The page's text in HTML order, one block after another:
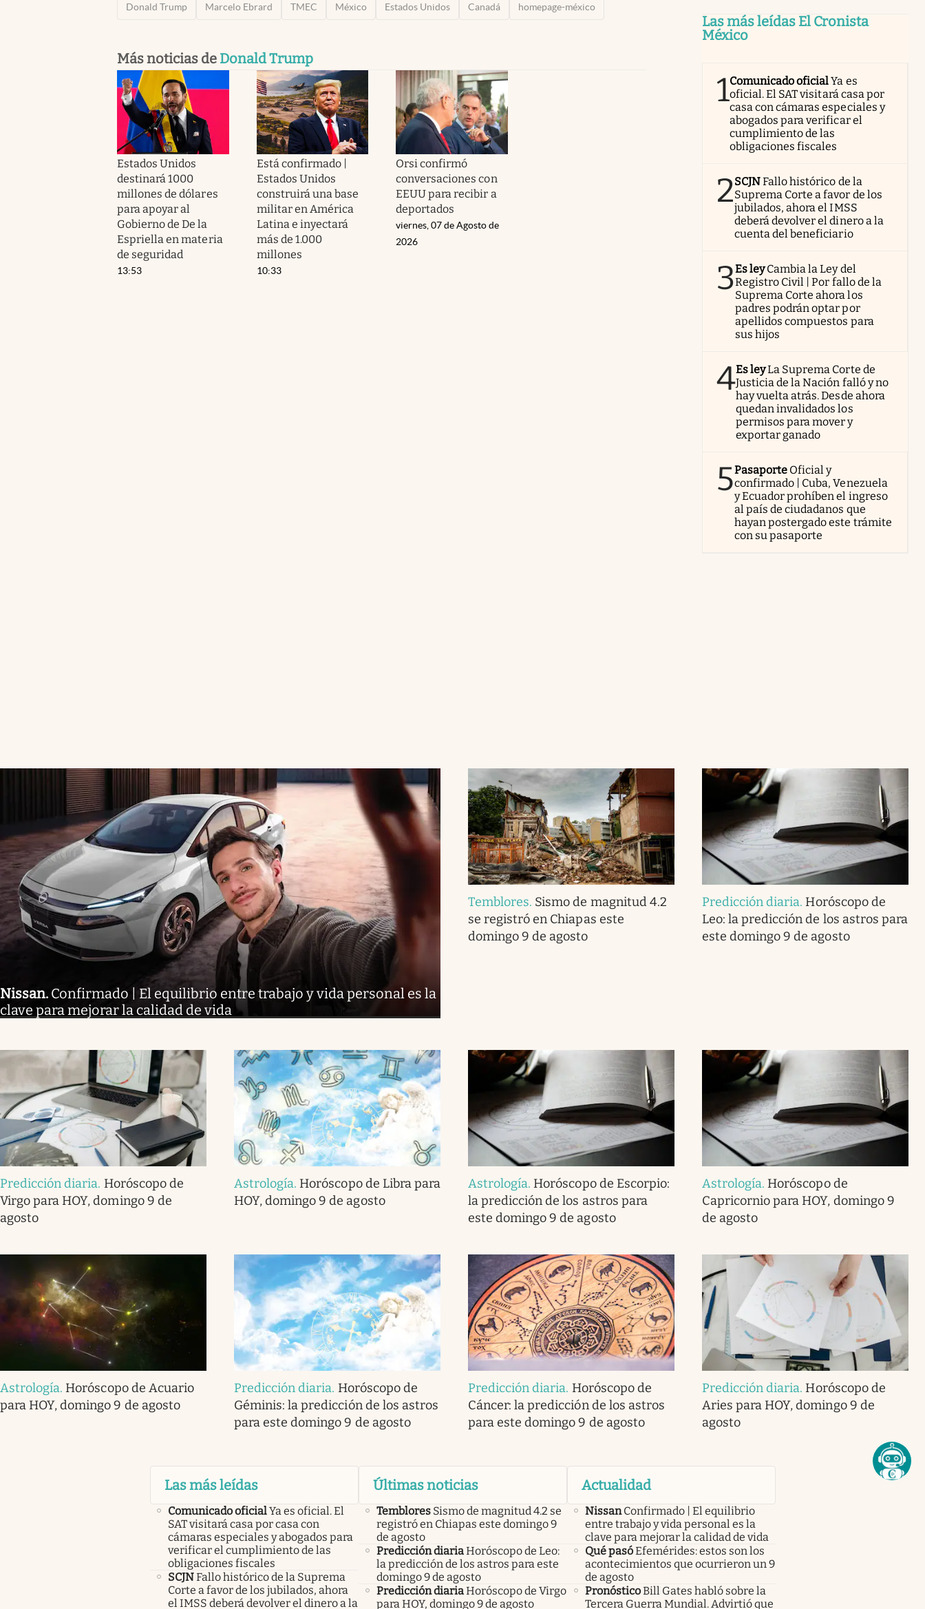
Donald Trump Marcelo Ebrard TMEC México Estados Unidos Canadá homepage-méxico
Más noticias de Donald Trump
Estados Unidos
destinará 1000
millones de dólares
para apoyar al
Gobierno de De la
Espriella en materia
de seguridad
13:53
Está confirmado |
Estados Unidos
construirá una base
militar en América
Latina e inyectará
más de 1.000
millones
10:33
Orsi confirmó
conversaciones con
EEUU para recibir a
deportados
viernes, 07 de Agosto de
2026
Las más leídas El Cronista
México
1Comunicado oficialYa es
oficial. El SAT visitará casa por
casa con cámaras especiales y
abogados para verificar el
cumplimiento de las
obligaciones fiscales
2SCJNFallo histórico de la
Suprema Corte a favor de los
jubilados, ahora el IMSS
deberá devolver el dinero a la
cuenta del beneficiario
3Es ley Cambia la Ley del
Registro Civil | Por fallo de la
Suprema Corte ahora los
padres podrán optar por
apellidos compuestos para
sus hijos
4Es leyLa Suprema Corte de
Justicia de la Nación falló y no
hay vuelta atrás. Desde ahora
quedan invalidados los
permisos para mover y
exportar ganado
5Pasaporte Oficial y
confirmado | Cuba, Venezuela
y Ecuador prohíben el ingreso
al país de ciudadanos que
hayan postergado este trámite
con su pasaporte
Nissan. Confirmado | El equilibrio entre trabajo y vida personal es la
clave para mejorar la calidad de vida
Temblores. Sismo de magnitud 4.2
se registró en Chiapas este
domingo 9 de agosto
Predicción diaria. Horóscopo de
Leo: la predicción de los astros para
este domingo 9 de agosto
Predicción diaria. Horóscopo de
Virgo para HOY, domingo 9 de
agosto
Astrología. Horóscopo de Libra para
HOY, domingo 9 de agosto
Astrología. Horóscopo de Escorpio:
la predicción de los astros para
este domingo 9 de agosto
Astrología. Horóscopo de
Capricornio para HOY, domingo 9
de agosto
Astrología. Horóscopo de Acuario
para HOY, domingo 9 de agosto
Predicción diaria. Horóscopo de
Géminis: la predicción de los astros
para este domingo 9 de agosto
Predicción diaria. Horóscopo de
Cáncer: la predicción de los astros
para este domingo 9 de agosto
Predicción diaria. Horóscopo de
Aries para HOY, domingo 9 de
agosto
Las más leídas
Comunicado oficialYa es oficial. El
SAT visitará casa por casa con
cámaras especiales y abogados para
verificar el cumplimiento de las
obligaciones fiscales
SCJNFallo histórico de la Suprema
Corte a favor de los jubilados, ahora
el IMSS deberá devolver el dinero a la
Últimas noticias
Temblores Sismo de magnitud 4.2 se
registró en Chiapas este domingo 9
de agosto
Predicción diariaHoróscopo de Leo:
la predicción de los astros para este
domingo 9 de agosto
Predicción diariaHoróscopo de Virgo
para HOY, domingo 9 de agosto
Actualidad
Nissan Confirmado | El equilibrio
entre trabajo y vida personal es la
clave para mejorar la calidad de vida
Qué pasóEfemérides: estos son los
acontecimientos que ocurrieron un 9
de agosto
PronósticoBill Gates habló sobre la
Tercera Guerra Mundial. Advirtió que